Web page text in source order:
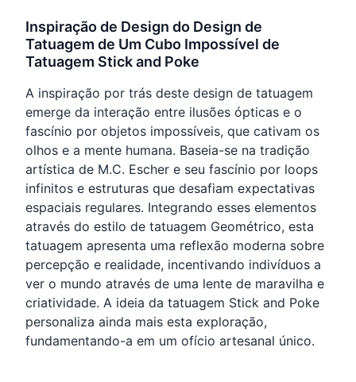
Inspiração de Design do Design de
Tatuagem de Um Cubo Impossível de
Tatuagem Stick and Poke
A inspiração por trás deste design de tatuagem
emerge da interação entre ilusões ópticas e o
fascínio por objetos impossíveis, que cativam os
olhos e a mente humana. Baseia-se na tradição
artística de M.C. Escher e seu fascínio por loops
infinitos e estruturas que desafiam expectativas
espaciais regulares. Integrando esses elementos
através do estilo de tatuagem Geométrico, esta
tatuagem apresenta uma reflexão moderna sobre
percepção e realidade, incentivando indivíduos a
ver o mundo através de uma lente de maravilha e
criatividade. A ideia da tatuagem Stick and Poke
personaliza ainda mais esta exploração,
fundamentando-a em um ofício artesanal único.